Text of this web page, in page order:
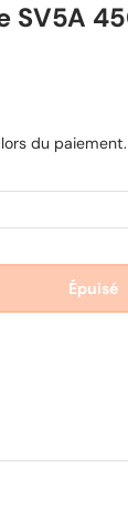
SV5A
du paiement.
Épuisé